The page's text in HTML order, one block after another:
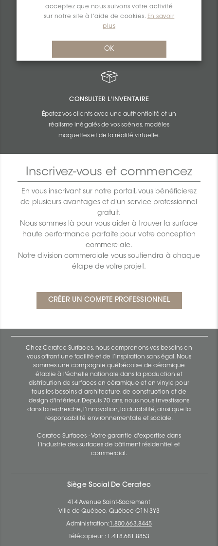
acceptez que nous suivons votre activité
sur notre site à l’aide de cookies. En savoir
plus
OK
SOUMISSIONS PERSONNALISÉES
Obtenez une tarification imbattable établie en
fonction du budget et de la taille de vos
projets.
CONSULTER L'INVENTAIRE
Épatez vos clients avec une authenticité et un
réalisme inégalés de vos scènes, modèles
maquettes et de la réalité virtuelle.
Inscrivez-vous et commencez
En vous inscrivant sur notre portail, vous bénéficierez
de plusieurs avantages et d'un service professionnel
gratuit.
Nous sommes là pour vous aider à trouver la surface
haute performance parfaite pour votre conception
commerciale.
Notre division commerciale vous soutiendra à chaque
étape de votre projet.
Chez Ceratec Surfaces, nous comprenons vos besoins en
vous offrant une facilité et de l’inspiration sans égal. Nous
sommes une compagnie québécoise de céramique
établie à l'échelle nationale dans la production et
distribution de surfaces en céramique et en vinyle pour
tous les besoins d'architecture, de construction et de
design d'intérieur. Depuis 70 ans, nous nous investissons
dans la recherche, l’innovation, la durabilité, ainsi que la
responsabilité environnementale et sociale.
Ceratec Surfaces - Votre garantie d'expertise dans
l’industrie des surfaces de bâtiment résidentiel et
commercial.
Siège Social De Ceratec
414 Avenue Saint-Sacrement
Ville de Québec, Québec G1N 3Y3
Administration: 1.800.663.8445
Télécopieur : 1.418.681.8853